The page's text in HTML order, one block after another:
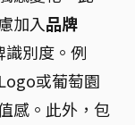
加入品牌
識別度。例
或葡萄園
感。此外，包